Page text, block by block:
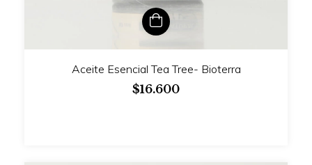
Aceite Esencial Tea Tree- Bioterra
$16.600